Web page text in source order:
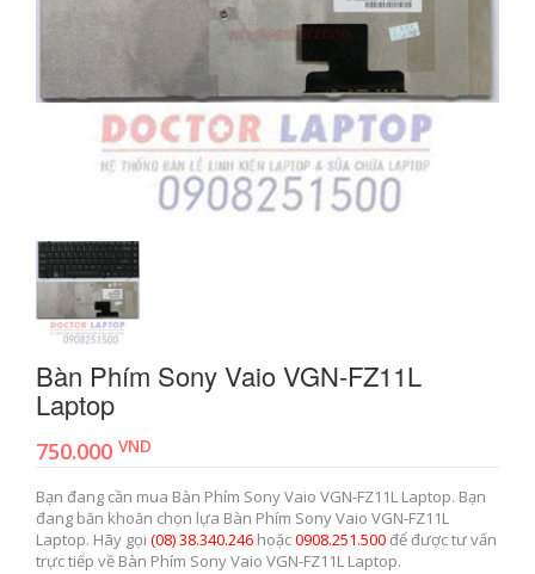
Bàn Phím Sony Vaio VGN-FZ11L
Laptop
750.000 VND
Bạn đang cần mua Bàn Phím Sony Vaio VGN-FZ11L Laptop. Bạn
đang băn khoăn chọn lựa Bàn Phím Sony Vaio VGN-FZ11L
Laptop. Hãy gọi (08) 38.340.246 hoặc0908.251.500để được tư vấn
trực tiếp về Bàn Phím Sony Vaio VGN-FZ11L Laptop.